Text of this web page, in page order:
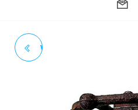
VALVULA DE GLOBO ACERO
TRIM 8 API 602-API 598